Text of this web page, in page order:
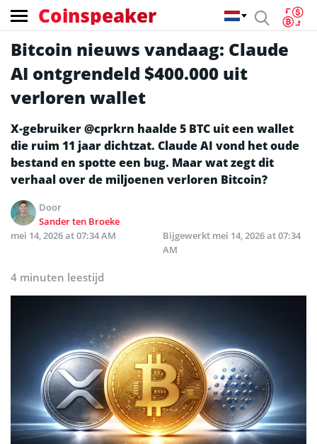
Coinspeaker
Bitcoin nieuws vandaag: Claude
AI ontgrendeld $400.000 uit
verloren wallet
X-gebruiker @cprkrn haalde 5 BTC uit een wallet
die ruim 11 jaar dichtzat. Claude AI vond het oude
bestand en spotte een bug. Maar wat zegt dit
verhaal over de miljoenen verloren Bitcoin?
Door
Sander ten Broeke
mei 14, 2026 at 07:34 AM
Bijgewerkt mei 14, 2026 at 07:34
AM
4 minuten leestijd